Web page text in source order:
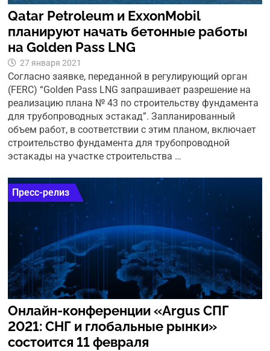
Qatar Petroleum и ExxonMobil
планируют начать бетонные работы
на Golden Pass LNG
27 января 2021
Согласно заявке, переданной в регулирующий орган
(FERC) “Golden Pass LNG запрашивает разрешение на
реализацию плана № 43 по строительству фундамента
для трубопроводных эстакад”. Запланированный
объем работ, в соответствии с этим планом, включает
строительство фундамента для трубопроводной
эстакады на участке строительства …
Пресс-релиз
Онлайн-конференции «Argus СПГ
2021: СНГ и глобальные рынки»
состоится 11 февраля